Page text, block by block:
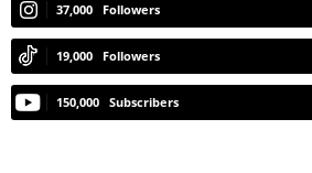
37,000 Followers
19,000 Followers
150,000 Subscribers